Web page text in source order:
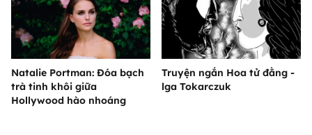
Natalie Portman: Đóa bạch
trà tinh khôi giữa
Hollywood hào nhoáng
Truyện ngắn Hoa tử đằng -
lga Tokarczuk